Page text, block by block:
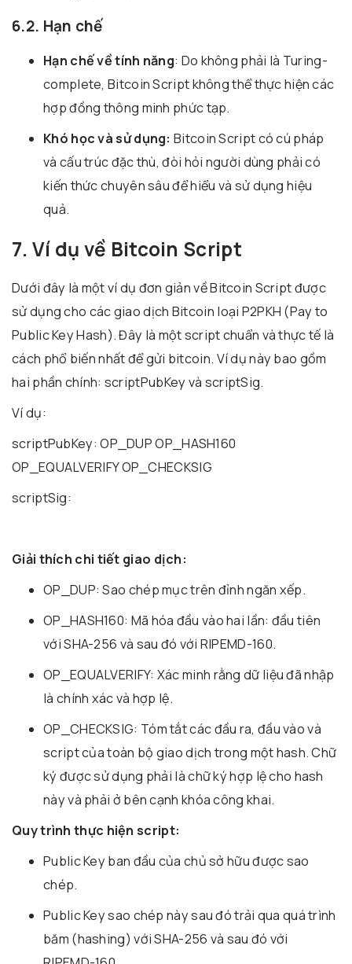
6.2. Hạn chế
Hạn chế về tính năng: Do không phải là Turing-
complete, Bitcoin Script không thể thực hiện các
hợp đồng thông minh phức tạp.
Khó học và sử dụng: Bitcoin Script có cú pháp
và cấu trúc đặc thù, đòi hỏi người dùng phải có
kiến thức chuyên sâu để hiểu và sử dụng hiệu
quả.
7. Ví dụ về Bitcoin Script
Dưới đây là một ví dụ đơn giản về Bitcoin Script được
sử dụng cho các giao dịch Bitcoin loại P2PKH (Pay to
Public Key Hash). Đây là một script chuẩn và thực tế là
cách phổ biến nhất để gửi bitcoin. Ví dụ này bao gồm
hai phần chính: scriptPubKey và scriptSig.
Ví dụ:
scriptPubKey: OP_DUP OP_HASH160
OP_EQUALVERIFY OP_CHECKSIG
scriptSig:
Giải thích chi tiết giao dịch:
OP_DUP: Sao chép mục trên đỉnh ngăn xếp.
OP_HASH160: Mã hóa đầu vào hai lần: đầu tiên
với SHA-256 và sau đó với RIPEMD-160.
OP_EQUALVERIFY: Xác minh rằng dữ liệu đã nhập
là chính xác và hợp lệ.
OP_CHECKSIG: Tóm tắt các đầu ra, đầu vào và
script của toàn bộ giao dịch trong một hash. Chữ
ký được sử dụng phải là chữ ký hợp lệ cho hash
này và phải ở bên cạnh khóa công khai.
Quy trình thực hiện script:
Public Key ban đầu của chủ sở hữu được sao
chép.
Public Key sao chép này sau đó trải qua quá trình
băm (hashing) với SHA-256 và sau đó với